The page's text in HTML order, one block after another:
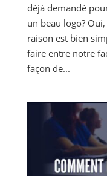
déjà demandé
un beau logo?
raison est bien
faire entre notre
façon de...